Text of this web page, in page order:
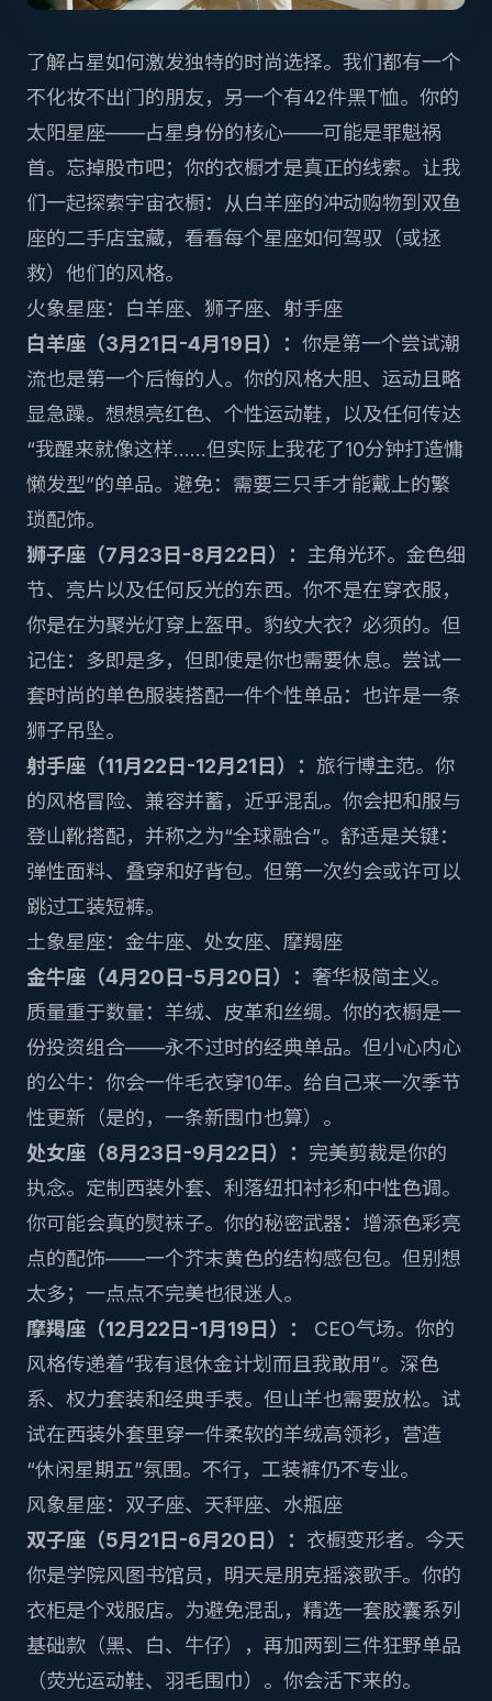
了解占星如何激发独特的时尚选择。我们都有一个
不化妆不出门的朋友，另一个有42件黑T恤。你的
太阳星座——占星身份的核心——可能是罪魁祸
首。忘掉股市吧；你的衣橱才是真正的线索。让我
们一起探索宇宙衣橱：从白羊座的冲动购物到双鱼
座的二手店宝藏，看看每个星座如何驾驭（或拯
救）他们的风格。
火象星座：白羊座、狮子座、射手座
白羊座（3月21日-4月19日）： 你是第一个尝试潮
流也是第一个后悔的人。你的风格大胆、运动且略
显急躁。想想亮红色、个性运动鞋，以及任何传达
“我醒来就像这样……但实际上我花了10分钟打造慵
懒发型”的单品。避免：需要三只手才能戴上的繁
琐配饰。
狮子座（7月23日-8月22日）： 主角光环。金色细
节、亮片以及任何反光的东西。你不是在穿衣服，
你是在为聚光灯穿上盔甲。豹纹大衣？必须的。但
记住：多即是多，但即使是你也需要休息。尝试一
套时尚的单色服装搭配一件个性单品：也许是一条
狮子吊坠。
射手座（11月22日-12月21日）： 旅行博主范。你
的风格冒险、兼容并蓄，近乎混乱。你会把和服与
登山靴搭配，并称之为“全球融合”。舒适是关键：
弹性面料、叠穿和好背包。但第一次约会或许可以
跳过工装短裤。
土象星座：金牛座、处女座、摩羯座
金牛座（4月20日-5月20日）： 奢华极简主义。
质量重于数量：羊绒、皮革和丝绸。你的衣橱是一
份投资组合——永不过时的经典单品。但小心内心
的公牛：你会一件毛衣穿10年。给自己来一次季节
性更新（是的，一条新围巾也算）。
处女座（8月23日-9月22日）： 完美剪裁是你的
执念。定制西装外套、利落纽扣衬衫和中性色调。
你可能会真的熨袜子。你的秘密武器：增添色彩亮
点的配饰——一个芥末黄色的结构感包包。但别想
太多；一点点不完美也很迷人。
摩羯座（12月22日-1月19日）：
CEO气场。你的
风格传递着“我有退休金计划而且我敢用”。深色
系、权力套装和经典手表。但山羊也需要放松。试
试在西装外套里穿一件柔软的羊绒高领衫，营造
“休闲星期五”氛围。不行，工装裤仍不专业。
风象星座：双子座、天秤座、水瓶座
双子座（5月21日-6月20日）： 衣橱变形者。今天
你是学院风图书馆员，明天是朋克摇滚歌手。你的
衣柜是个戏服店。为避免混乱，精选一套胶囊系列
基础款（黑、白、牛仔），再加两到三件狂野单品
（荧光运动鞋、羽毛围巾）。你会活下来的。